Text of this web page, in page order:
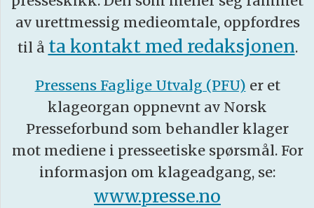
av urettmessig medieomtale, oppfordres
til å ta kontakt med redaksjonen.
Pressens Faglige Utvalg (PFU) er et
klageorgan oppnevnt av Norsk
Presseforbund som behandler klager
mot mediene i presseetiske spørsmål. For
informasjon om klageadgang, se:
www.presse.no